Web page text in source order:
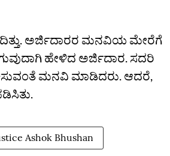
ಅರ್ಜಿದಾರರ ಮನವಿಯ ಮೇರೆಗೆ
ಹೇಳಿದ ಅರ್ಜಿದಾರ. ಸದರಿ
ಮನವಿ ಮಾಡಿದರು. ಆದರೆ,
Ashok Bhushan